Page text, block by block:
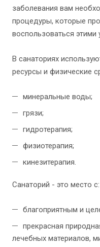
заболевания вам
процедуры, которые
воспользоваться этими
В санаториях
ресурсы и физические
минеральные воды;
грязи;
гидротерапия;
физиотерапия;
кинезитерапия.
Санаторий - это место с:
благоприятным и
прекрасная
лечебных материалов,